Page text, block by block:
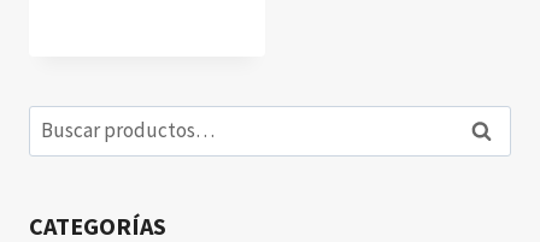
Buscar
por:
Buscar
CATEGORÍAS